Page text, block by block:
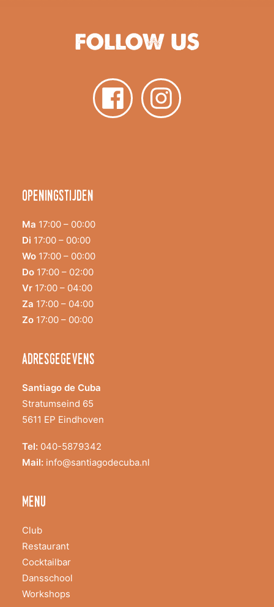
FOLLOW US
Openingstijden
Ma 17:00 – 00:00
Di 17:00 – 00:00
Wo 17:00 – 00:00
Do 17:00 – 02:00
Vr 17:00 – 04:00
Za 17:00 – 04:00
Zo 17:00 – 00:00
adresgegevens
Santiago de Cuba
Stratumseind 65
5611 EP Eindhoven
Tel: 040-5879342
Mail: info@santiagodecuba.nl
menu
Club
Restaurant
Cocktailbar
Dansschool
Workshops